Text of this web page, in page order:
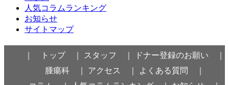
人気コラムランキング
お知らせ
サイトマップ
｜ トップ ｜ スタッフ ｜
ドナー登録のお願い ｜
腫瘍科 ｜
アクセス ｜
よくある質問 ｜